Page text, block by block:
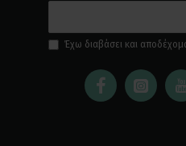
Έχω διαβάσει και